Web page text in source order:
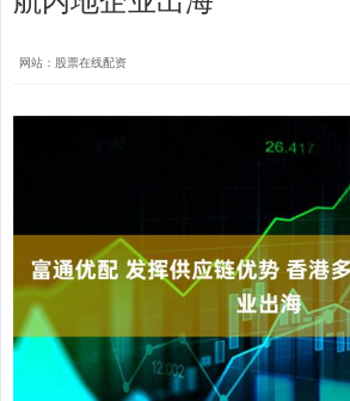
网站：股票在线配资